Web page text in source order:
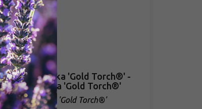
Popelivka 'Gold Torch®' -
Ligularia 'Gold Torch®'
Ligularia 'Gold Torch®'